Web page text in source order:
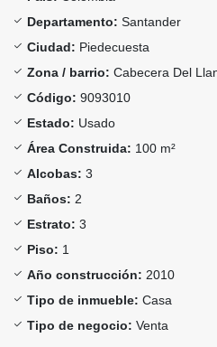
Departamento: Santander
Ciudad: Piedecuesta
Zona / barrio: Cabecera Del
Código: 9093010
Estado: Usado
Área Construida: 100 m²
Alcobas: 3
Baños: 2
Estrato: 3
Piso: 1
Año construcción: 2010
Tipo de inmueble: Casa
Tipo de negocio: Venta